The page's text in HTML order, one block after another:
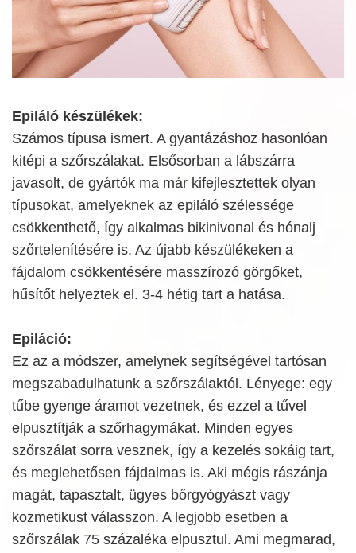
Epiláló készülékek:
Számos típusa ismert. A gyantázáshoz hasonlóan
kitépi a szőrszálakat. Elsősorban a lábszárra
javasolt, de gyártók ma már kifejlesztettek olyan
típusokat, amelyeknek az epiláló szélessége
csökkenthető, így alkalmas bikinivonal és hónalj
szőrtelenítésére is. Az újabb készülékeken a
fájdalom csökkentésére masszírozó görgőket,
hűsítőt helyeztek el. 3-4 hétig tart a hatása.
Epiláció:
Ez az a módszer, amelynek segítségével tartósan
megszabadulhatunk a szőrszálaktól. Lényege: egy
tűbe gyenge áramot vezetnek, és ezzel a tűvel
elpusztítják a szőrhagymákat. Minden egyes
szőrszálat sorra vesznek, így a kezelés sokáig tart,
és meglehetősen fájdalmas is. Aki mégis rászánja
magát, tapasztalt, ügyes bőrgyógyászt vagy
kozmetikust válasszon. A legjobb esetben a
szőrszálak 75 százaléka elpusztul. Ami megmarad,